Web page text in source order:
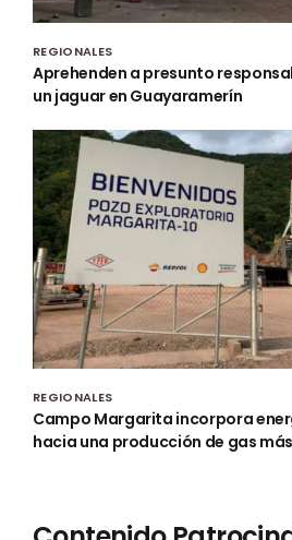
REGIONALES
Aprehenden a presunto
un jaguar en Guayaramerín
REGIONALES
Campo Margarita incorpora
hacia una producción de gas